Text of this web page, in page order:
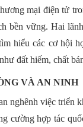
mại điện tử
bền vững. Hai
hiểu các cơ hội
đất hiếm, chất
VÀ AN NINH
nghênh việc triển
cường hợp tác